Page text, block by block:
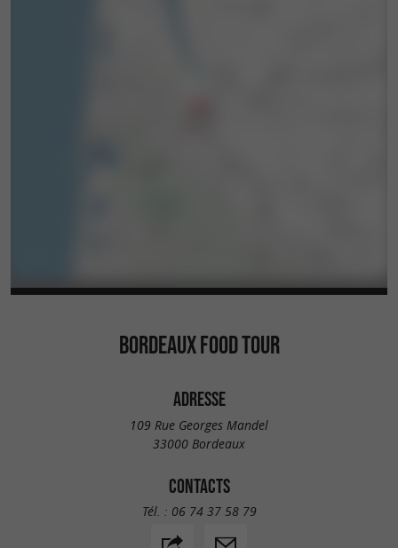
BORDEAUX FOOD TOUR
ADRESSE
109 Rue Georges Mandel
33000 Bordeaux
CONTACTS
Tél. : 06 74 37 58 79